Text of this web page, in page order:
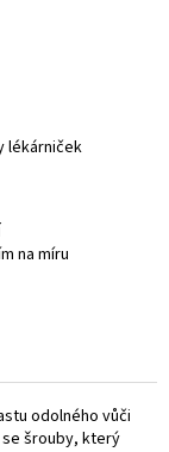
lékárniček
na míru
odolného vůči
se šrouby, který